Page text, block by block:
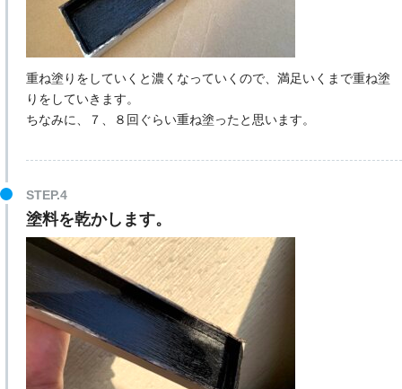
重ね塗りをしていくと濃くなっていくので、満足いくまで重ね塗
りをしていきます。
ちなみに、７、８回ぐらい重ね塗ったと思います。
塗料を乾かします。